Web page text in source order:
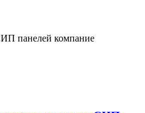
панелей компание